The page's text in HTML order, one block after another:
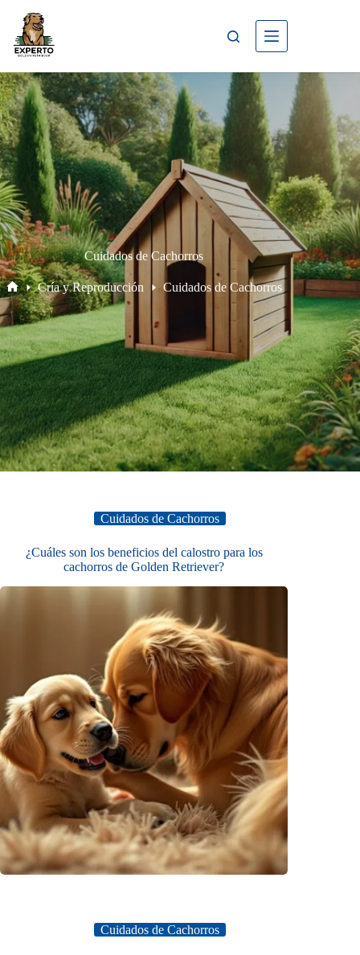
Cuidados de Cachorros
Cría y Reproducción Cuidados de Cachorros
Cuidados de Cachorros
¿Cuáles son los beneficios del calostro para los
cachorros de Golden Retriever?
Cuidados de Cachorros